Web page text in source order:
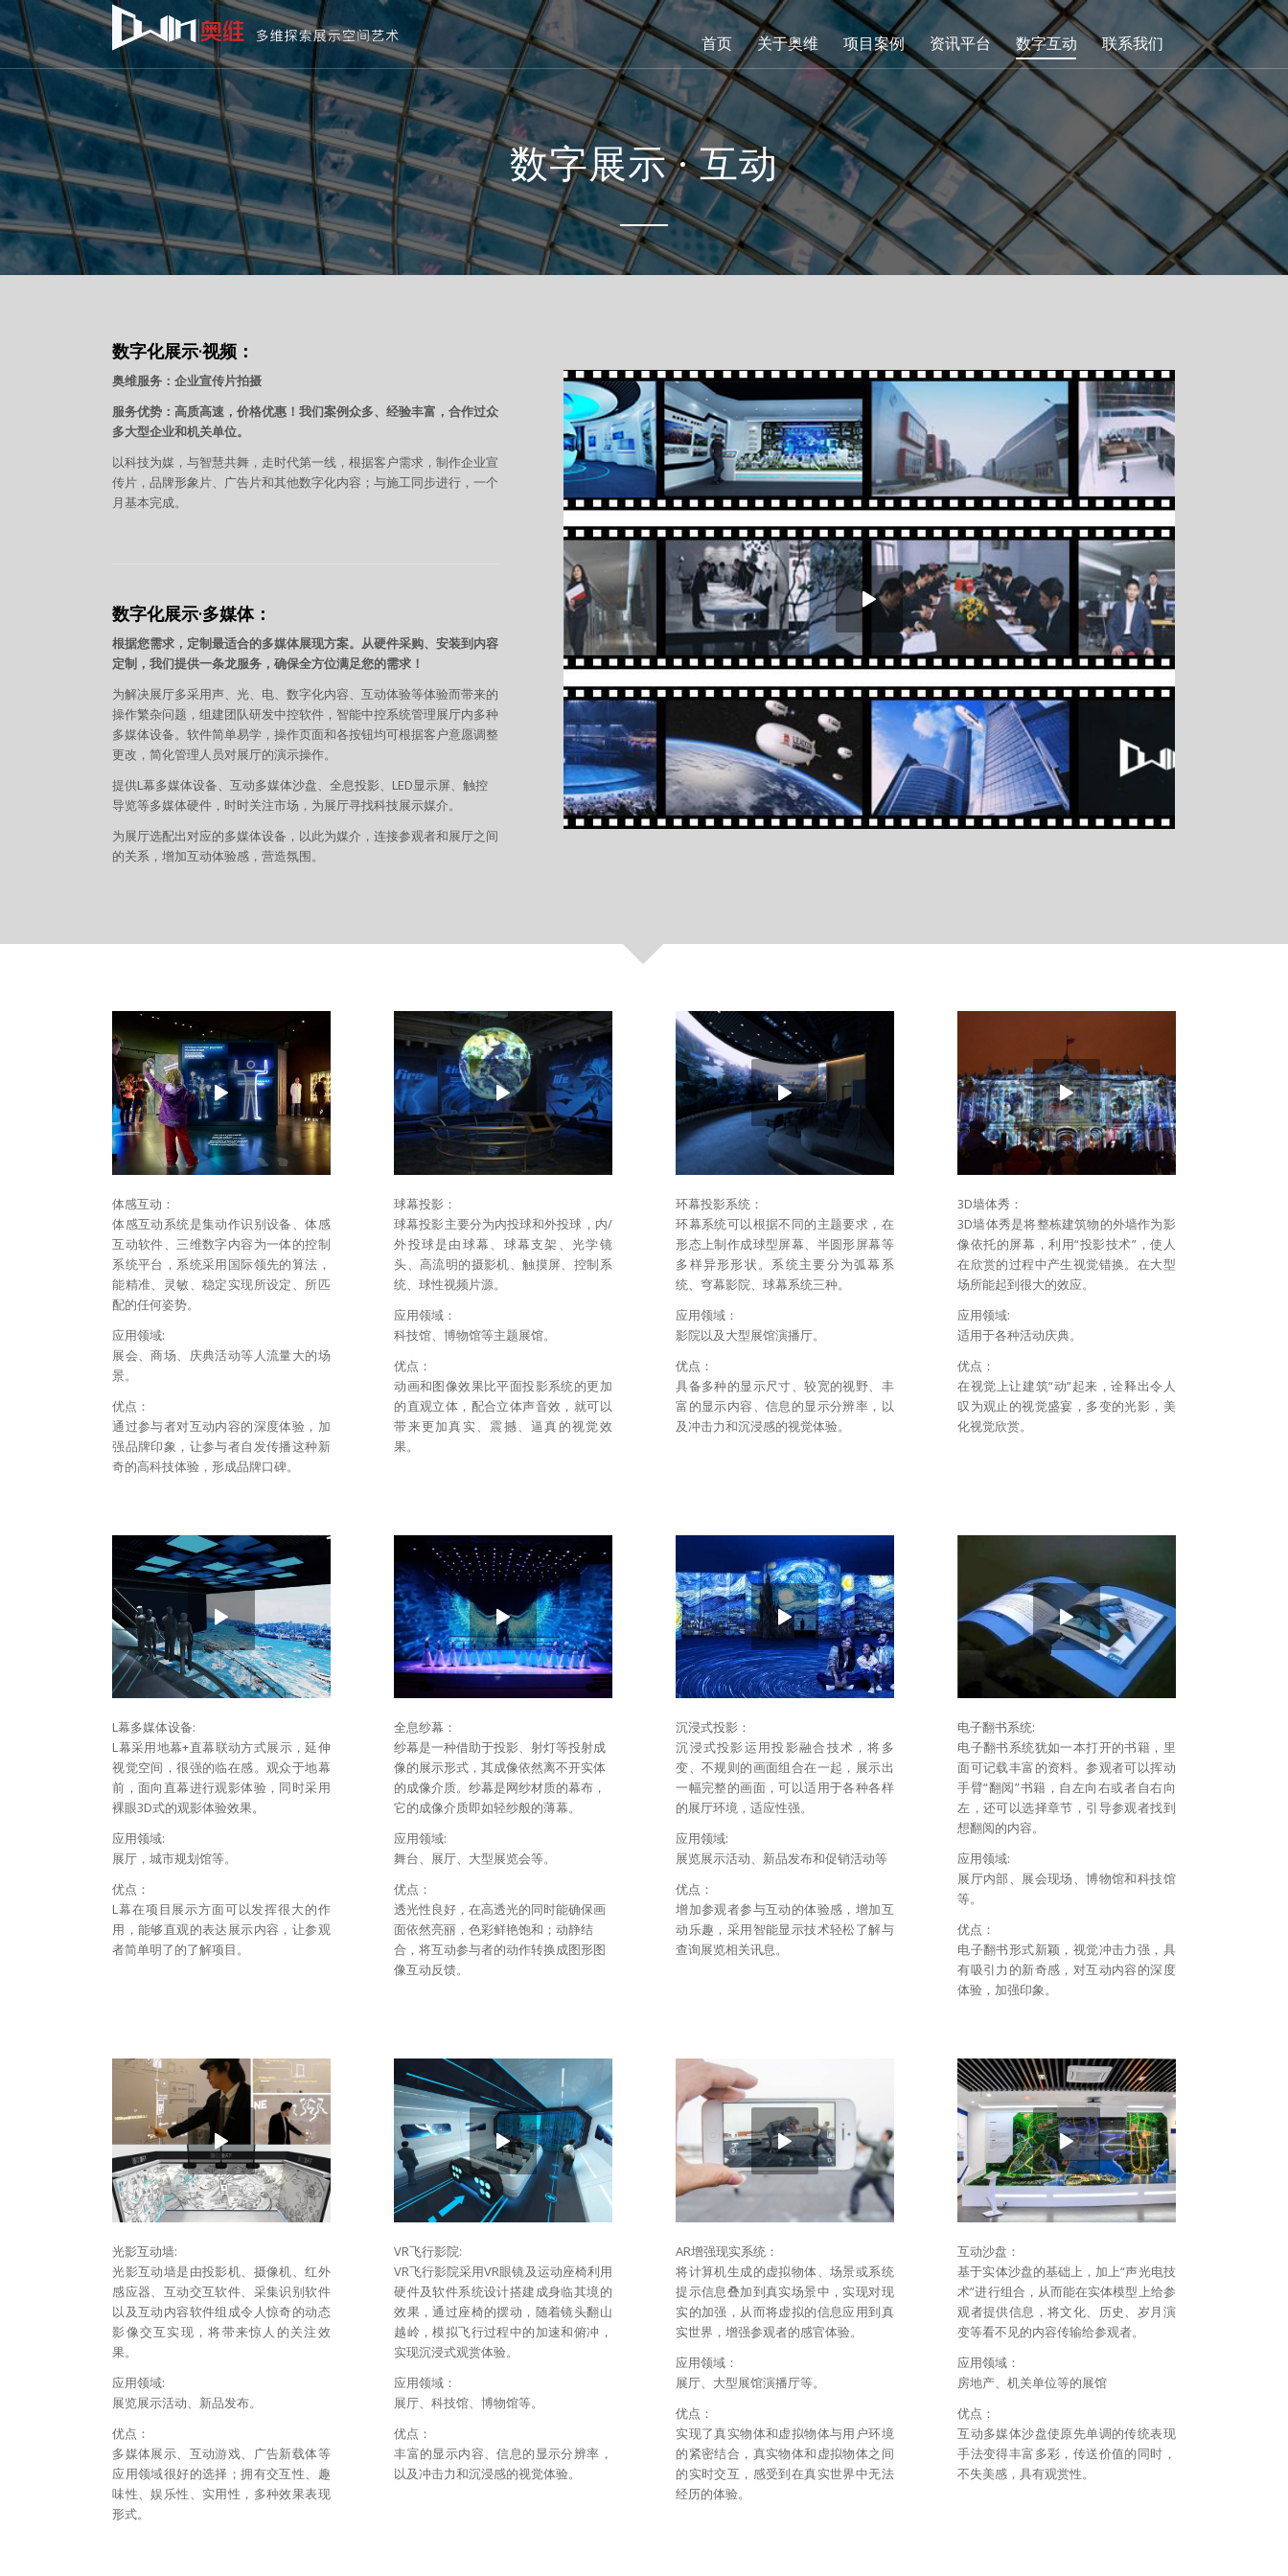
首页 关于奥维 项目案例 资讯平台 数字互动 联系我们
数字展示 · 互动
数字化展示·视频：
奥维服务：企业宣传片拍摄
服务优势：高质高速，价格优惠！我们案例众多、经验丰富，合作过众
多大型企业和机关单位。
以科技为媒，与智慧共舞，走时代第一线，根据客户需求，制作企业宣
传片，品牌形象片、广告片和其他数字化内容；与施工同步进行，一个
月基本完成。
数字化展示·多媒体：
根据您需求，定制最适合的多媒体展现方案。从硬件采购、安装到内容
定制，我们提供一条龙服务，确保全方位满足您的需求！
为解决展厅多采用声、光、电、数字化内容、互动体验等体验而带来的
操作繁杂问题，组建团队研发中控软件，智能中控系统管理展厅内多种
多媒体设备。软件简单易学，操作页面和各按钮均可根据客户意愿调整
更改，简化管理人员对展厅的演示操作。
提供L幕多媒体设备、互动多媒体沙盘、全息投影、LED显示屏、触控
导览等多媒体硬件，时时关注市场，为展厅寻找科技展示媒介。
为展厅选配出对应的多媒体设备，以此为媒介，连接参观者和展厅之间
的关系，增加互动体验感，营造氛围。
体感互动：
体感互动系统是集动作识别设备、体感
互动软件、三维数字内容为一体的控制
系统平台，系统采用国际领先的算法，
能精准、灵敏、稳定实现所设定、所匹
配的任何姿势。
应用领域:
展会、商场、庆典活动等人流量大的场
景。
优点：
通过参与者对互动内容的深度体验，加
强品牌印象，让参与者自发传播这种新
奇的高科技体验，形成品牌口碑。
球幕投影：
球幕投影主要分为内投球和外投球，内/
外投球是由球幕、球幕支架、光学镜
头、高流明的摄影机、触摸屏、控制系
统、球性视频片源。
应用领域：
科技馆、博物馆等主题展馆。
优点：
动画和图像效果比平面投影系统的更加
的直观立体，配合立体声音效，就可以
带来更加真实、震撼、逼真的视觉效
果。
环幕投影系统：
环幕系统可以根据不同的主题要求，在
形态上制作成球型屏幕、半圆形屏幕等
多样异形形状。系统主要分为弧幕系
统、穹幕影院、球幕系统三种。
应用领域：
影院以及大型展馆演播厅。
优点：
具备多种的显示尺寸、较宽的视野、丰
富的显示内容、信息的显示分辨率，以
及冲击力和沉浸感的视觉体验。
3D墙体秀：
3D墙体秀是将整栋建筑物的外墙作为影
像依托的屏幕，利用“投影技术”，使人
在欣赏的过程中产生视觉错换。在大型
场所能起到很大的效应。
应用领域:
适用于各种活动庆典。
优点：
在视觉上让建筑“动”起来，诠释出令人
叹为观止的视觉盛宴，多变的光影，美
化视觉欣赏。
L幕多媒体设备:
L幕采用地幕+直幕联动方式展示，延伸
视觉空间，很强的临在感。观众于地幕
前，面向直幕进行观影体验，同时采用
裸眼3D式的观影体验效果。
应用领域:
展厅，城市规划馆等。
优点：
L幕在项目展示方面可以发挥很大的作
用，能够直观的表达展示内容，让参观
者简单明了的了解项目。
全息纱幕：
纱幕是一种借助于投影、射灯等投射成
像的展示形式，其成像依然离不开实体
的成像介质。纱幕是网纱材质的幕布，
它的成像介质即如轻纱般的薄幕。
应用领域:
舞台、展厅、大型展览会等。
优点：
透光性良好，在高透光的同时能确保画
面依然亮丽，色彩鲜艳饱和；动静结
合，将互动参与者的动作转换成图形图
像互动反馈。
沉浸式投影：
沉浸式投影运用投影融合技术，将多
变、不规则的画面组合在一起，展示出
一幅完整的画面，可以适用于各种各样
的展厅环境，适应性强。
应用领域:
展览展示活动、新品发布和促销活动等
优点：
增加参观者参与互动的体验感，增加互
动乐趣，采用智能显示技术轻松了解与
查询展览相关讯息。
电子翻书系统:
电子翻书系统犹如一本打开的书籍，里
面可记载丰富的资料。参观者可以挥动
手臂“翻阅”书籍，自左向右或者自右向
左，还可以选择章节，引导参观者找到
想翻阅的内容。
应用领域:
展厅内部、展会现场、博物馆和科技馆
等。
优点：
电子翻书形式新颖，视觉冲击力强，具
有吸引力的新奇感，对互动内容的深度
体验，加强印象。
光影互动墙:
光影互动墙是由投影机、摄像机、红外
感应器、互动交互软件、采集识别软件
以及互动内容软件组成令人惊奇的动态
影像交互实现，将带来惊人的关注效
果。
应用领域:
展览展示活动、新品发布。
优点：
多媒体展示、互动游戏、广告新载体等
应用领域很好的选择；拥有交互性、趣
味性、娱乐性、实用性，多种效果表现
形式。
VR飞行影院:
VR飞行影院采用VR眼镜及运动座椅利用
硬件及软件系统设计搭建成身临其境的
效果，通过座椅的摆动，随着镜头翻山
越岭，模拟飞行过程中的加速和俯冲，
实现沉浸式观赏体验。
应用领域：
展厅、科技馆、博物馆等。
优点：
丰富的显示内容、信息的显示分辨率，
以及冲击力和沉浸感的视觉体验。
AR增强现实系统：
将计算机生成的虚拟物体、场景或系统
提示信息叠加到真实场景中，实现对现
实的加强，从而将虚拟的信息应用到真
实世界，增强参观者的感官体验。
应用领域：
展厅、大型展馆演播厅等。
优点：
实现了真实物体和虚拟物体与用户环境
的紧密结合，真实物体和虚拟物体之间
的实时交互，感受到在真实世界中无法
经历的体验。
互动沙盘：
基于实体沙盘的基础上，加上“声光电技
术”进行组合，从而能在实体模型上给参
观者提供信息，将文化、历史、岁月演
变等看不见的内容传输给参观者。
应用领域：
房地产、机关单位等的展馆
优点：
互动多媒体沙盘使原先单调的传统表现
手法变得丰富多彩，传送价值的同时，
不失美感，具有观赏性。